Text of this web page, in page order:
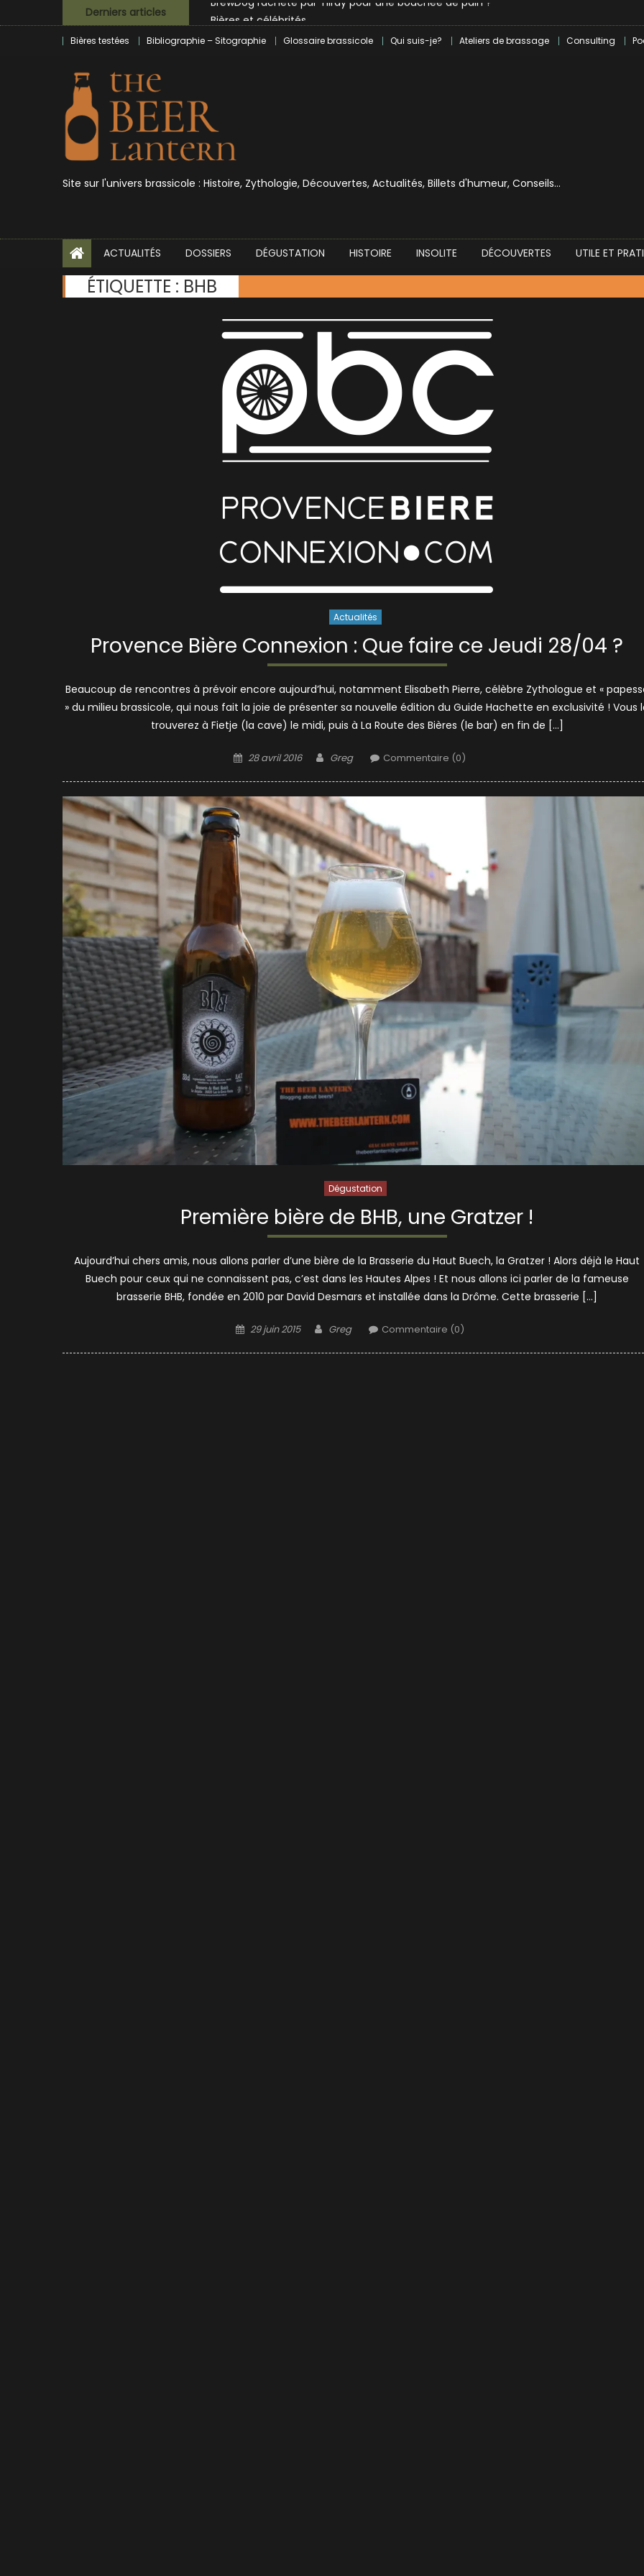
to
Derniers articles
Bières et célébrités
Bières testées Bibliographie – Sitographie Glossaire brassicole Qui suis-je? Ateliers de brassage Consulting
Site sur l'univers brassicole : Histoire, Zythologie, Découvertes, Actualités, Billets d'humeur, Conseils…
ACTUALITÉS DOSSIERS DÉGUSTATION HISTOIRE INSOLITE DÉCOUVERTES UTILE ET
ÉTIQUETTE : BHB
Actualités
Provence Bière Connexion : Que faire ce Jeudi 28/04 ?
Beaucoup de rencontres à prévoir encore aujourd’hui, notamment Elisabeth Pierre, célèbre Zythologue et «
» du milieu brassicole, qui nous fait la joie de présenter sa nouvelle édition du Guide Hachette en exclusivité ! Vous
trouverez à Fietje (la cave) le midi, puis à La Route des Bières (le bar) en fin de […]
Posted
28 avril 2016 Author
Greg Commentaire (0)
Dégustation
Première bière de BHB, une Gratzer !
Aujourd’hui chers amis, nous allons parler d’une bière de la Brasserie du Haut Buech, la Gratzer ! Alors déjà le Haut
Buech pour ceux qui ne connaissent pas, c’est dans les Hautes Alpes ! Et nous allons ici parler de la fameuse
brasserie BHB, fondée en 2010 par David Desmars et installée dans la Drôme. Cette brasserie […]
Posted
29 juin 2015 Author
Greg Commentaire (0)